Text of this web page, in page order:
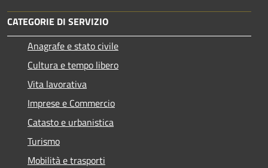
CATEGORIE DI SERVIZIO
Anagrafe e stato civile
Cultura e tempo libero
Vita lavorativa
Imprese e Commercio
Catasto e urbanistica
Turismo
Mobilità e trasporti